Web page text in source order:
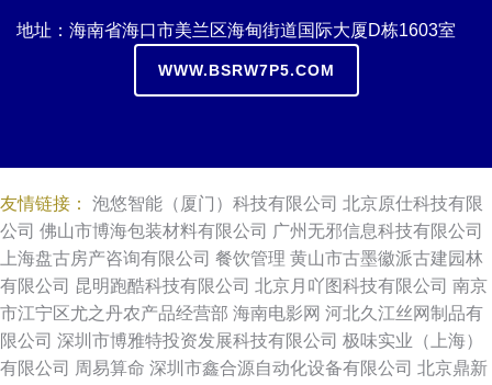
地址：海南省海口市美兰区海甸街道国际大厦D栋1603室
WWW.BSRW7P5.COM
友情链接： 泡悠智能（厦门）科技有限公司 北京原仕科技有限
公司 佛山市博海包装材料有限公司 广州无邪信息科技有限公司
上海盘古房产咨询有限公司 餐饮管理 黄山市古墨徽派古建园林
有限公司 昆明跑酷科技有限公司 北京月吖图科技有限公司 南京
市江宁区尤之丹农产品经营部 海南电影网 河北久江丝网制品有
限公司 深圳市博雅特投资发展科技有限公司 极味实业（上海）
有限公司 周易算命 深圳市鑫合源自动化设备有限公司 北京鼎新